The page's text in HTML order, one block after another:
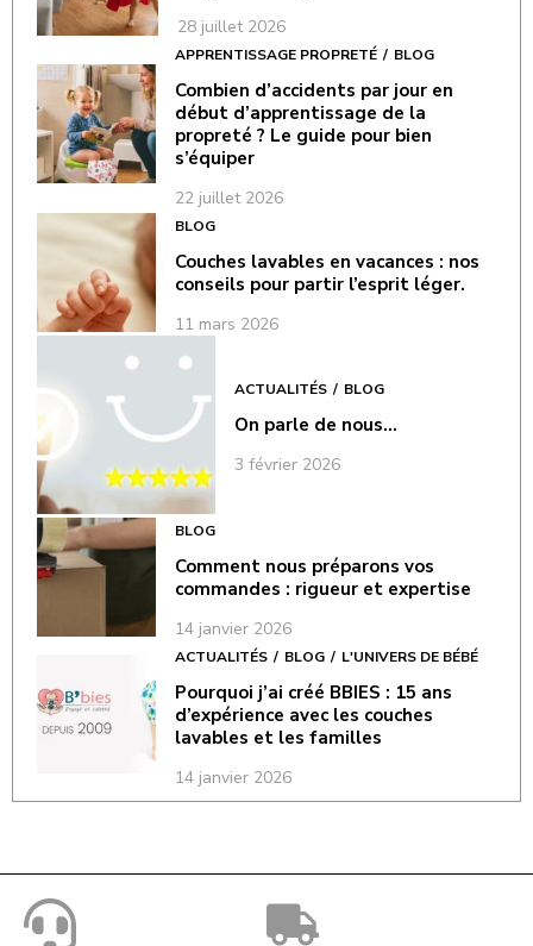
28 juillet 2026
APPRENTISSAGE PROPRETÉ BLOG
Combien d’accidents par jour en
début d’apprentissage de la
propreté ? Le guide pour bien
s’équiper
22 juillet 2026
BLOG
Couches lavables en vacances : nos
conseils pour partir l’esprit léger.
11 mars 2026
ACTUALITÉS BLOG
On parle de nous…
3 février 2026
BLOG
Comment nous préparons vos
commandes : rigueur et expertise
14 janvier 2026
ACTUALITÉS BLOG L'UNIVERS DE BÉBÉ
Pourquoi j’ai créé BBIES : 15 ans
d’expérience avec les couches
lavables et les familles
14 janvier 2026